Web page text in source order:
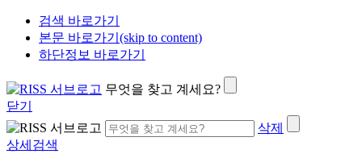
검색 바로가기
본문 바로가기(skip to content)
하단정보 바로가기
무엇을 찾고 계세요?
닫기
삭제
상세검색